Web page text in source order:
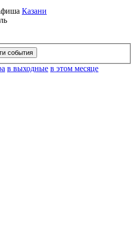
Казани
в выходные в этом месяце